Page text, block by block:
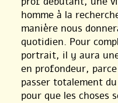
homme à la
manière nous
quotidien. Pour
portrait, il y aura
en profondeur,
passer totalement
pour que les choses